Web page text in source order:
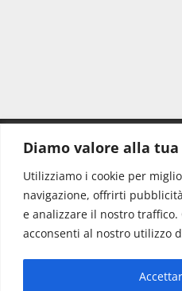
Diamo valore alla
Utilizziamo i cookie per
navigazione, offrirti
e analizzare il nostro traffico.
acconsenti al nostro utilizzo
Redazione:
Direttore:
Info & Commerciale: